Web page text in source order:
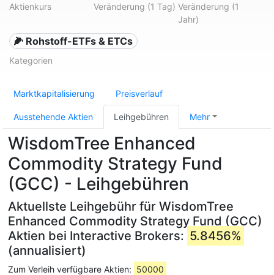
Aktienkurs Veränderung (1 Tag) Veränderung (1
Jahr)
🌽 Rohstoff-ETFs & ETCs
Kategorien
Marktkapitalisierung Preisverlauf
Ausstehende Aktien Leihgebühren Mehr
WisdomTree Enhanced
Commodity Strategy Fund
(GCC) - Leihgebühren
Aktuellste Leihgebühr für WisdomTree
Enhanced Commodity Strategy Fund (GCC)
Aktien bei Interactive Brokers: 5.8456%
(annualisiert)
Zum Verleih verfügbare Aktien: 50000